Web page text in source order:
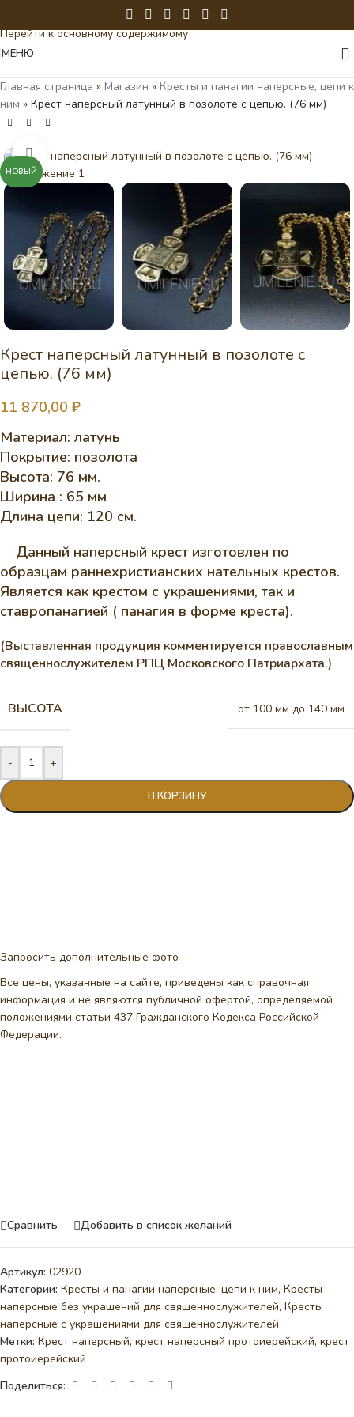
Перейти к основному содержимому
МЕНЮ
Главная страница » Магазин » Кресты и панагии наперсные, цепи к
ним » Крест наперсный латунный в позолоте с цепью. (76 мм)
НОВЫЙ
Нажмите, чтобы увеличить
Крест наперсный латунный в позолоте с
цепью. (76 мм)
11 870,00 ₽
Материал: латунь
Покрытие: позолота
Высота: 76 мм.
Ширина : 65 мм
Длина цепи: 120 см.
Данный наперсный крест изготовлен по
образцам раннехристианских нательных крестов.
Является как крестом с украшениями, так и
ставропанагией ( панагия в форме креста).
(Выставленная продукция комментируется православным
священнослужителем РПЦ Московского Патриархата.)
ВЫСОТА от 100 мм до 140 мм
- +
В КОРЗИНУ
Запросить дополнительные фото
Все цены, указанные на сайте, приведены как справочная
информация и не являются публичной офертой, определяемой
положениями статьи 437 Гражданского Кодекса Российской
Федерации.
Сравнить Добавить в список желаний
Артикул: 02920
Категории: Кресты и панагии наперсные, цепи к ним, Кресты
наперсные без украшений для священнослужителей, Кресты
наперсные с украшениями для священнослужителей
Метки: Крест наперсный, крест наперсный протоиерейский, крест
протоиерейский
Поделиться: